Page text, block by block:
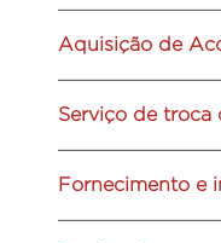
Aquisição de
Serviço de
Fornecimento e